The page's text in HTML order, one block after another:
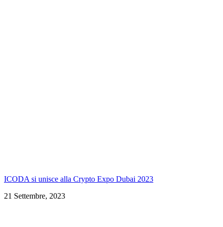
ICODA si unisce alla Crypto Expo Dubai 2023
21 Settembre, 2023